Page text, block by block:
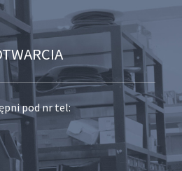
pod nr tel: